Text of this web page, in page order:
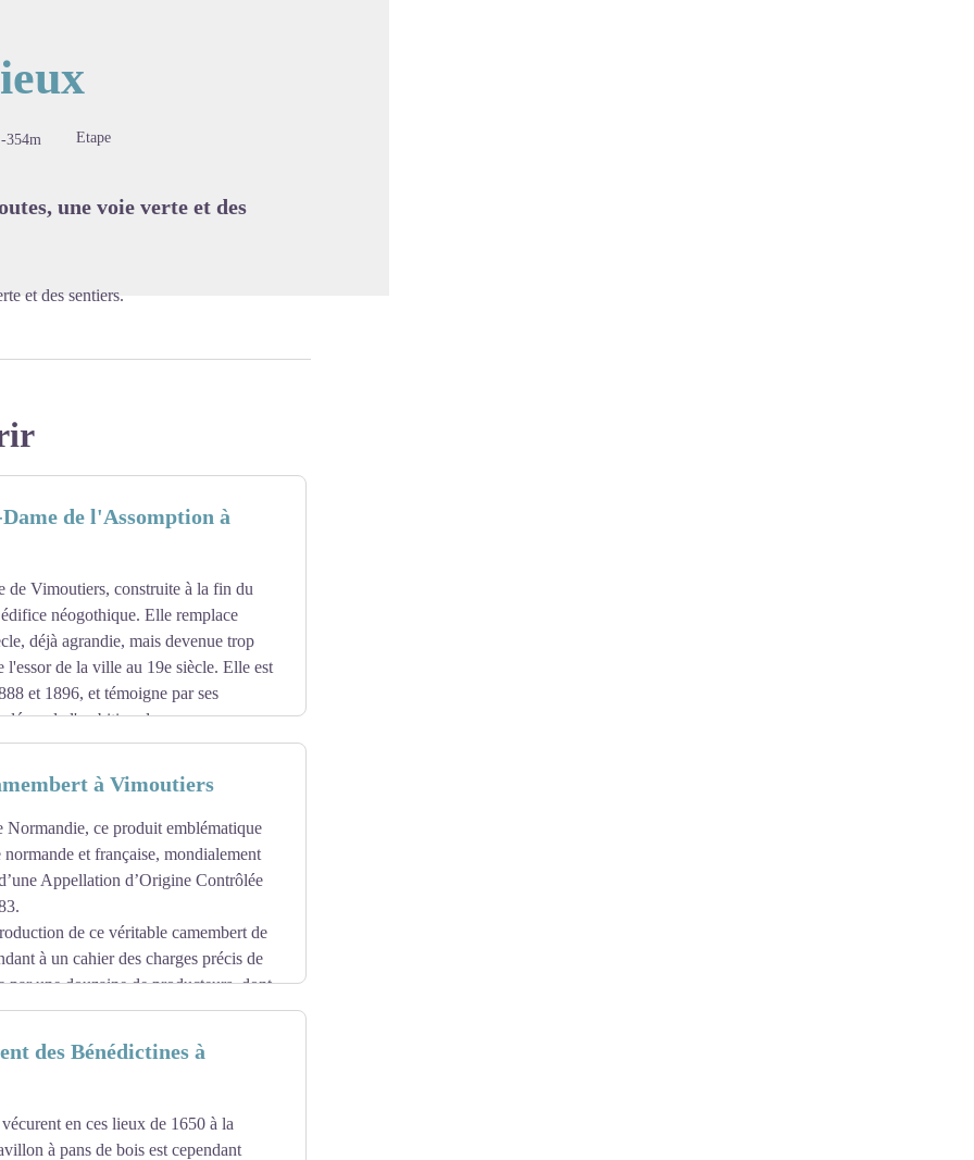
-354m Etape
une voie verte et des
et des sentiers.
de l'Assomption à
de Vimoutiers, construite à la fin du
néogothique. Elle remplace
déjà agrandie, mais devenue trop
l'essor de la ville au 19e siècle. Elle est
et 1896, et témoigne par ses
décor de l'ambition de ses
en granit, calcaire et pierre de taille, a
le 14 juin 1944 qui ont pulvérisé les
Chartres, Gabriel Noire, réputé pour
du plomb traditionnel.
et du Pays d'Auge : les Vikings, les
Coll (le jumeau de cet orgue,
gros orgue du département de l'Orne
orgues, dont celui de l’église
à Vimoutiers
Normandie, ce produit emblématique
et française, mondialement
Appellation d’Origine Contrôlée
de ce véritable camembert de
à un cahier des charges précis de
par une douzaine de producteurs, dont
la Normandie, vous propose de
connu.
puisqu’il vous propose une
d’un verre de jus de pomme ou de
des Bénédictines à
en ces lieux de 1650 à la
à pans de bois est cependant